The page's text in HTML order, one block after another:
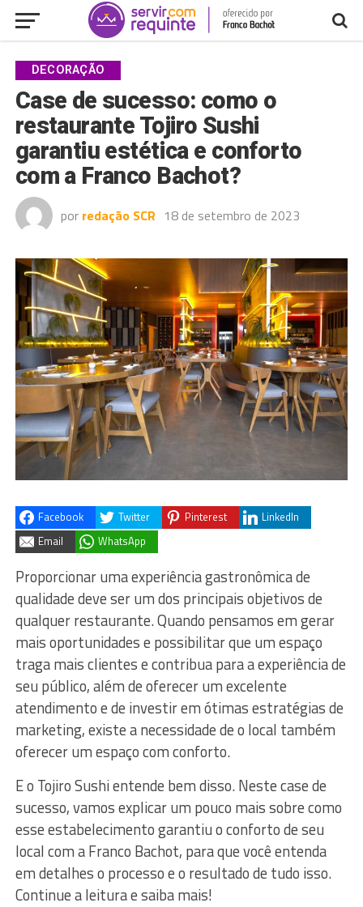
DECORAÇÃO
Case de sucesso: como o
restaurante Tojiro Sushi
garantiu estética e conforto
com a Franco Bachot?
por redação SCR 18 de setembro de 2023
Facebook Twitter Pinterest
LinkedIn
Email
WhatsApp
Proporcionar uma experiência gastronômica de
qualidade deve ser um dos principais objetivos de
qualquer restaurante. Quando pensamos em gerar
mais oportunidades e possibilitar que um espaço
traga mais clientes e contribua para a experiência de
seu público, além de oferecer um excelente
atendimento e de investir em ótimas estratégias de
marketing, existe a necessidade de o local também
oferecer um espaço com conforto.
E o Tojiro Sushi entende bem disso. Neste case de
sucesso, vamos explicar um pouco mais sobre como
esse estabelecimento garantiu o conforto de seu
local com a Franco Bachot, para que você entenda
em detalhes o processo e o resultado de tudo isso.
Continue a leitura e saiba mais!